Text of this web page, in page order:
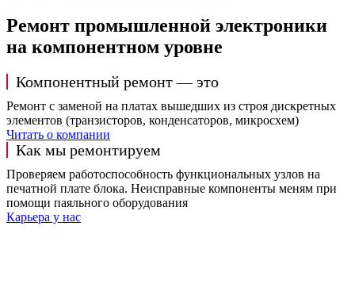
Ремонт промышленной электроники
на компонентном уровне
Компонентный ремонт — это
Ремонт с заменой на платах вышедших из строя дискретных
элементов (транзисторов, конденсаторов, микросхем)
Читать о компании
Как мы ремонтируем
Проверяем работоспособность функциональных узлов на
печатной плате блока. Неисправные компоненты меням при
помощи паяльного оборудования
Карьера у нас